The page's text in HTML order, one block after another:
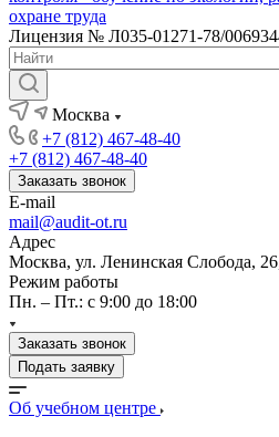
Лицензия № Л035-01271-78/
Москва
+7 (812) 467-48-40
+7 (812) 467-48-40
Заказать звонок
E-mail
mail@audit-ot.ru
Адрес
Москва, ул. Ленинская Слобода,
Режим работы
Пн. – Пт.: с 9:00 до 18:00
Заказать звонок
Подать заявку
Об учебном центре